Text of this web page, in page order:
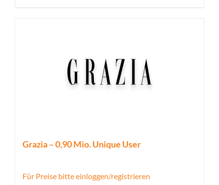
Grazia – 0,90 Mio. Unique User
Für Preise bitte einloggen/registrieren